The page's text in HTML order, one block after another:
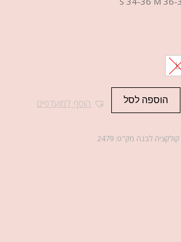
L
הוספה לסל הוסף למועדפים
קולקציה לבנה מק"ט: 2479